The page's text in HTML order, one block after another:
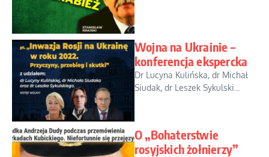
Wojna na Ukrainie –
konferencja ekspercka
Dr Lucyna Kulińska, dr Michał
Siudak, dr Leszek Sykulski...
O „Bohaterstwie
rosyjskich żołnierzy”